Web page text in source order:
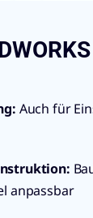
: Auch für
anpassbar